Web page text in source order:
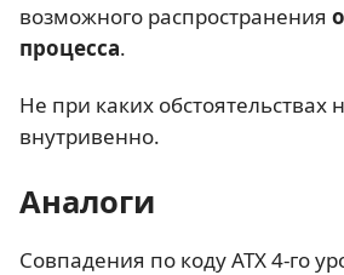
возможного распространения
процесса.
Не при каких обстоятельствах
внутривенно.
Аналоги
Совпадения по коду АТХ 4-го